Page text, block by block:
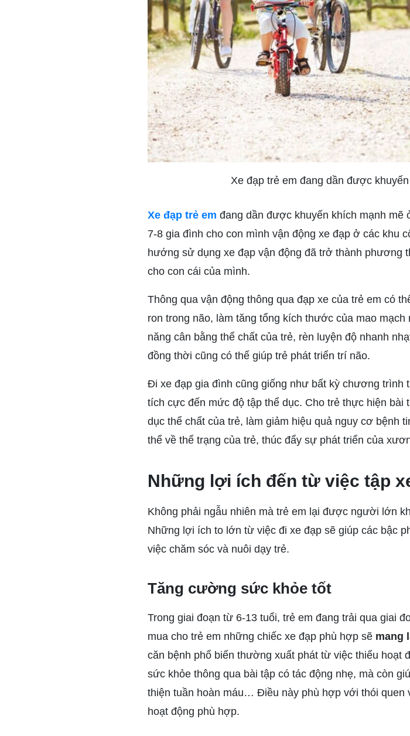
Xe đạp trẻ em đang dần được
Xe đạp trẻ em đang dần được khuyến khích mạnh mẽ
7-8 gia đình cho con mình vận động xe đạp ở các khu
hướng sử dụng xe đạp vận động đã trở thành phương
cho con cái của mình.
Thông qua vận động thông qua đạp xe của trẻ em có
ron trong não, làm tăng tổng kích thước của mao
năng cân bằng thể chất của trẻ, rèn luyện độ nhanh
đồng thời cũng có thể giúp trẻ phát triển trí não.
Đi xe đạp gia đình cũng giống như bất kỳ chương trình
tích cực đến mức độ tập thể dục. Cho trẻ thực hiện
dục thể chất của trẻ, làm giảm hiệu quả nguy cơ bệnh
thể về thể trạng của trẻ, thúc đẩy sự phát triển của
Những lợi ích đến từ việc tập
Không phải ngẫu nhiên mà trẻ em lại được người lớn
Những lợi ích to lớn từ việc đi xe đạp sẽ giúp các bậc
việc chăm sóc và nuôi dạy trẻ.
Tăng cường sức khỏe tốt
Trong giai đoạn từ 6-13 tuổi, trẻ em đang trải qua giai
mua cho trẻ em những chiếc xe đạp phù hợp sẽ mang
căn bệnh phổ biến thường xuất phát từ việc thiếu hoạt
sức khỏe thông qua bài tập có tác động nhẹ, mà còn
thiện tuần hoàn máu… Điều này phù hợp với thói quen
hoạt động phù hợp.